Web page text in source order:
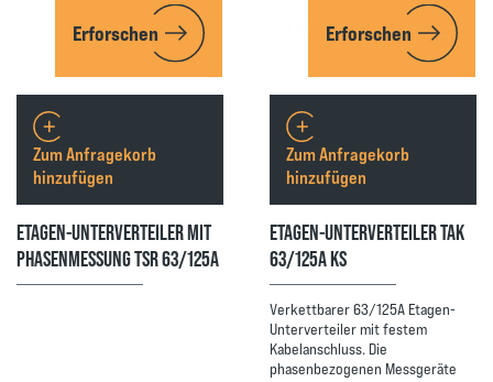
Erforschen
ETAGEN-UNTERVERTEILER MIT
PHASENMESSUNG TSR 63/125A
Zum Anfragekorb
hinzufügen
Erforschen
ETAGEN-UNTERVERTEILER TAK
63/125A KS
Verkettbarer 63/125A Etagen-
Unterverteiler mit festem
Kabelanschluss. Die
phasenbezogenen Messgeräte
Zum Anfragekorb
hinzufügen